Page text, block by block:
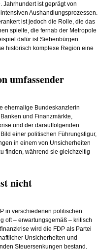
Jahrhundert ist geprägt von
Aushandlungsprozessen.
ist jedoch die Rolle, die das
spielte, die fernab der Metropole
dafür ist Siebenbürgen.
historisch komplexe Region eine
umfassender
ehemalige Bundeskanzlerin
und Finanzmärkte,
und der darauffolgenden
einer politischen Führungsfigur,
in einem von Unsicherheiten
finden, während sie gleichzeitig
nicht
in verschiedenen politischen
oft – erwartungsgemäß – kritisch
wird die FDP als Partei
Unsicherheiten und
Steuersenkungen bestand.